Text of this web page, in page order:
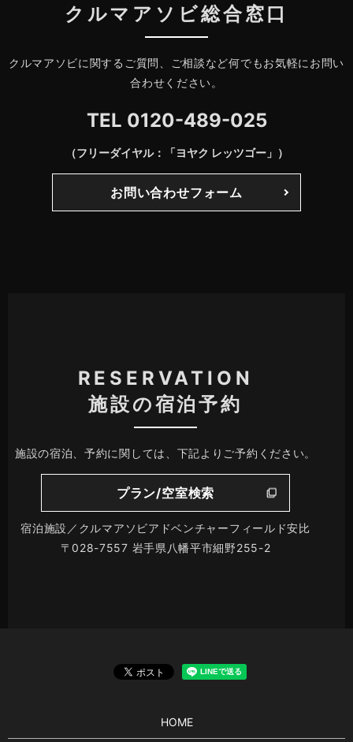
クルマアソビ総合窓口
クルマアソビに関するご質問、ご相談など何でもお気軽にお問い
合わせください。
TEL 0120-489-025
（フリーダイヤル：「ヨヤク レッツゴー」）
お問い合わせフォーム
RESERVATION
施設の宿泊予約
施設の宿泊、予約に関しては、下記よりご予約ください。
プラン/空室検索
宿泊施設／クルマアソビアドベンチャーフィールド安比
〒028-7557 岩手県八幡平市細野255-2
HOME